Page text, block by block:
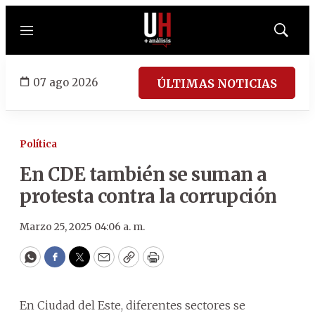
Menú
Mostrar
07 ago 2026 ÚLTIMAS NOTICIAS
Política
En CDE también se suman a
protesta contra la corrupción
Marzo 25, 2025 04:06 a. m.
WhatsApp
Facebook
Twitter
EmailCopyPrint
En Ciudad del Este, diferentes sectores se